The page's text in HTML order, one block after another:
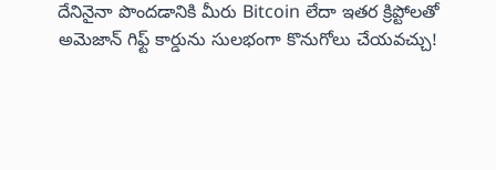
దేనినైనా పొందడానికి మీరు Bitcoin లేదా ఇతర క్రిప్టోలతో
అమెజాన్ గిఫ్ట్ కార్డును సులభంగా కొనుగోలు చేయవచ్చు!